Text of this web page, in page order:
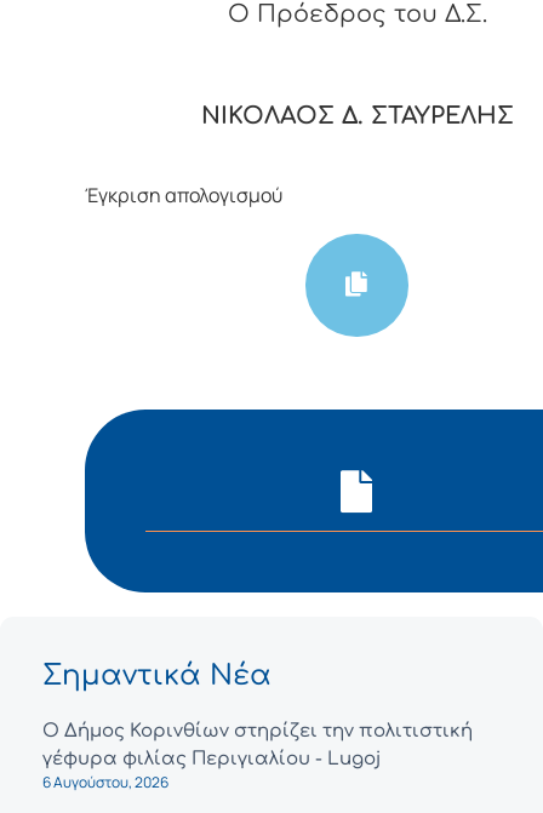
O Πρόεδρος του Δ.Σ.
ΝΙΚΟΛΑΟΣ Δ. ΣΤΑΥΡΕΛΗΣ
Έγκριση απολογισμού
Σημαντικά Νέα
Ο Δήμος Κορινθίων στηρίζει την πολιτιστική
γέφυρα φιλίας Περιγιαλίου - Lugoj
6 Αυγούστου, 2026